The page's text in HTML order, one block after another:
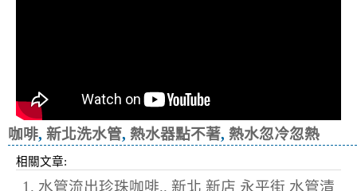
咖啡, 新北洗水管, 熱水器點不著, 熱水忽冷忽熱
相關文章:
1. 水管流出珍珠咖啡.. 新北 新店 永平街 水管清